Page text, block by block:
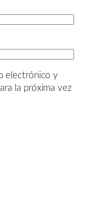
electrónico y
la próxima vez